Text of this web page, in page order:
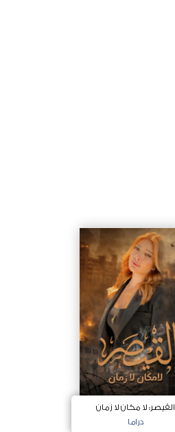
القيصر: لا مكان لا زمان
دراما